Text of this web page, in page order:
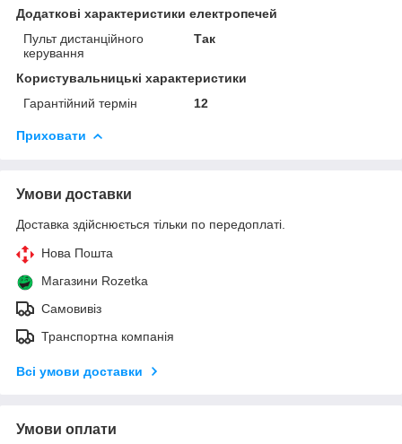
Додаткові характеристики електропечей
Пульт дистанційного
керування
Так
Користувальницькі характеристики
Гарантійний термін
12
Приховати
Умови доставки
Доставка здійснюється тільки по передоплаті.
Нова Пошта
Магазини Rozetka
Самовивіз
Транспортна компанія
Всі умови доставки
Умови оплати